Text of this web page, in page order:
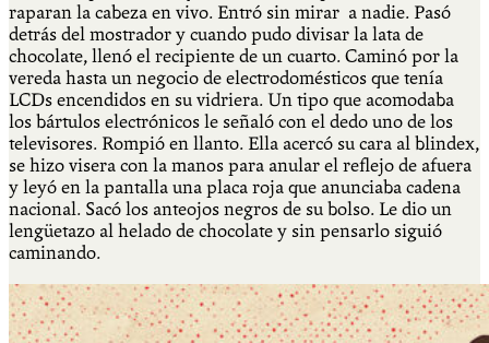
raparan la cabeza en vivo. Entró sin mirar a nadie. Pasó
detrás del mostrador y cuando pudo divisar la lata de
chocolate, llenó el recipiente de un cuarto. Caminó por la
vereda hasta un negocio de electrodomésticos que tenía
LCDs encendidos en su vidriera. Un tipo que acomodaba
los bártulos electrónicos le señaló con el dedo uno de los
televisores. Rompió en llanto. Ella acercó su cara al blindex,
se hizo visera con la manos para anular el reflejo de afuera
y leyó en la pantalla una placa roja que anunciaba cadena
nacional. Sacó los anteojos negros de su bolso. Le dio un
lengüetazo al helado de chocolate y sin pensarlo siguió
caminando.